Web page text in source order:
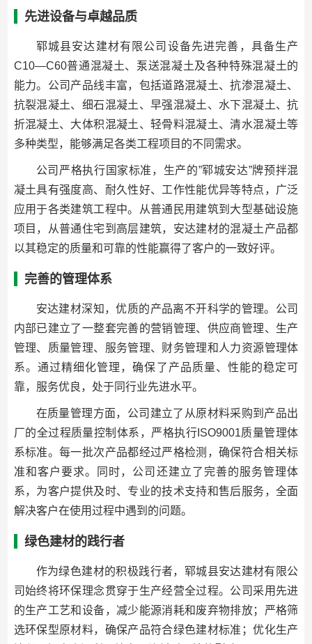
先进设备与卓越品质
郓城县安达建材有限公司设备先进完善，具备生产
C10—C60普通混凝土、泵送混凝土及各种特殊混凝土的
能力。公司产品线丰富，包括道路混凝土、抗渗混凝土、
抗裂混凝土、细石混凝土、早强混凝土、水下混凝土、抗
折混凝土、大体积混凝土、轻骨料混凝土、清水混凝土等
多种类型，能够满足各类工程项目的不同需求。
公司严格执行国家标准，生产的”郓城安达”牌预拌混
凝土具有强度高、耐久性好、工作性能优异等特点，广泛
应用于各类建筑工程中。从普通民用建筑到大型基础设施
项目，从普通住宅到高层建筑，安达建材的混凝土产品都
以其稳定的质量和可靠的性能赢得了客户的一致好评。
完善的管理体系
安达建材深知，优质的产品离不开科学的管理。公司
内部已建立了一整套完善的营销管理、供应商管理、生产
管理、质量管理、服务管理、财务管理和人力资源管理体
系。通过精细化管理，确保了产品质量、性能的稳定可
靠，服务优良，处于同行业先进水平。
在质量管理方面，公司建立了从原材料采购到产品出
厂的全过程质量控制体系，严格执行ISO9001质量管理体
系标准。每一批次产品都经过严格检测，确保符合相关标
准和客户要求。同时，公司还建立了完善的服务管理体
系，为客户提供及时、专业的技术支持和售后服务，全面
解决客户在使用过程中遇到的问题。
绿色建材的践行者
作为绿色建材的积极践行者，郓城县安达建材有限公
司始终将环保理念贯穿于生产经营全过程。公司采用先进
的生产工艺和设备，减少能源消耗和废弃物排放；严格筛
选环保型原材料，确保产品符合绿色建材标准；优化生产